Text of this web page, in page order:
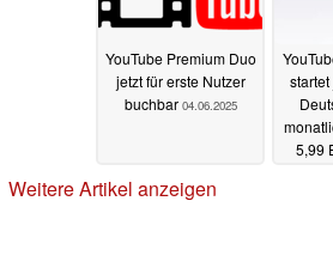
YouTube Premium Duo
jetzt für erste Nutzer
buchbar 04.06.2025
5,99
Weitere Artikel anzeigen